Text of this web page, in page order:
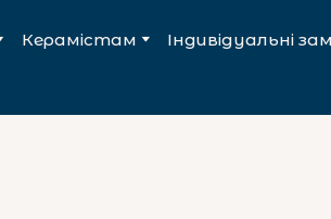
Керамістам Індивідуальні